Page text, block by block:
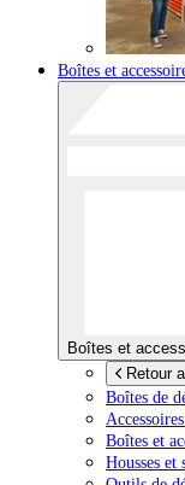
Boîtes et
Boîtes et
Retour
Boîtes de
Boîtes et
Housses et